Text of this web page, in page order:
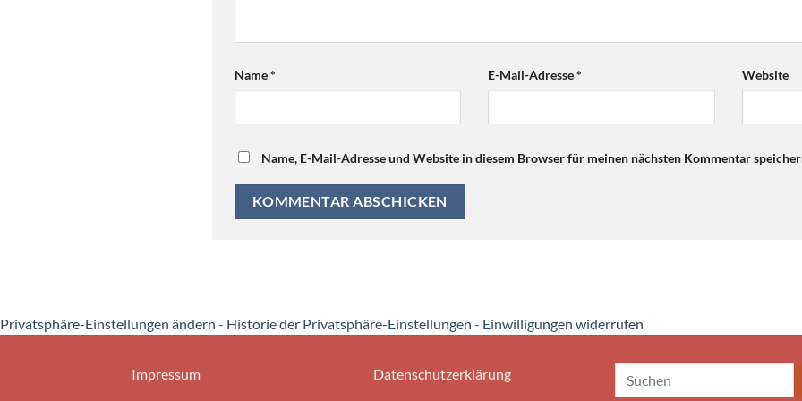
Name* E-Mail-Adresse* Website
Name, E-Mail-Adresse und Website in diesem Browser für meinen nächsten Kommentar
Privatsphäre-Einstellungen ändern - Historie der Privatsphäre-Einstellungen - Einwilligungen widerrufen
Impressum Datenschutzerklärung